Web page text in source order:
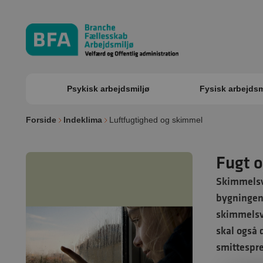
Psykisk arbejdsmiljø Fysisk
Forside Indeklima Luftfugtighed og skimmel
Fugt
skal